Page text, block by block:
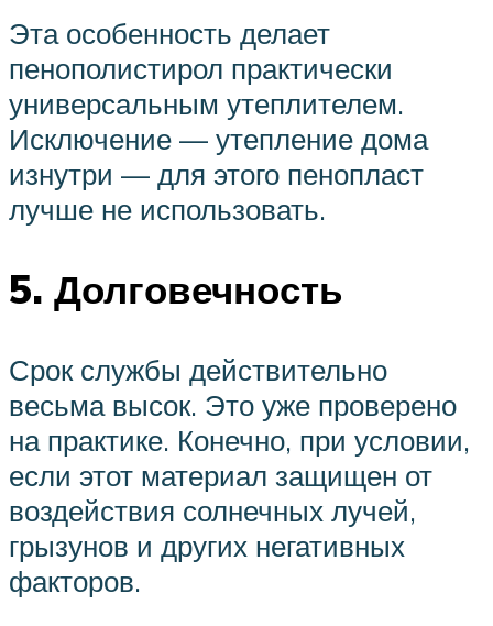
Эта особенность делает
пенополистирол практически
универсальным утеплителем.
Исключение — утепление дома
изнутри — для этого пенопласт
лучше не использовать.
5. Долговечность
Срок службы действительно
весьма высок. Это уже проверено
на практике. Конечно, при условии,
если этот материал защищен от
воздействия солнечных лучей,
грызунов и других негативных
факторов.